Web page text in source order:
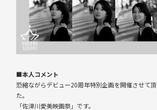
■本人コメント
恐縮ながらデビュー20周年特別企画を開催させて
た。
「佐津川愛美映画祭」です。